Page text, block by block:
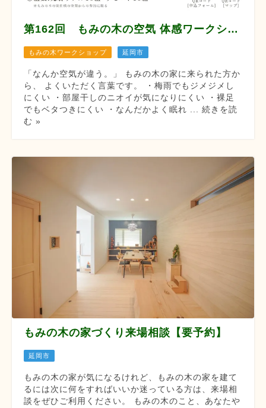
第162回 もみの木の空気 体感ワークショップ
もみの木ワークショップ 延岡市
「なんか空気が違う。」 もみの木の家に来られた方か
ら、 よくいただく言葉です。 ・梅雨でもジメジメし
にくい ・部屋干しのニオイが気になりにくい ・裸足
でもベタつきにくい ・なんだかよく眠れ ... 続きを読
む »
もみの木の家づくり来場相談【要予約】
延岡市
もみの木の家が気になるけれど、もみの木の家を建て
るには次に何をすればいいか迷っている方は、来場相
談をぜひご利用ください。 もみの木のこと、あなたや